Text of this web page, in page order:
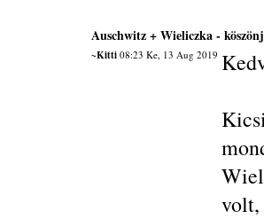
Auschwitz + Wieliczka -
~Kitti08:23 Ke, 13 Aug 2019
volt,